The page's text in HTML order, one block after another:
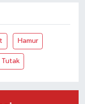
Hamur
Tutak